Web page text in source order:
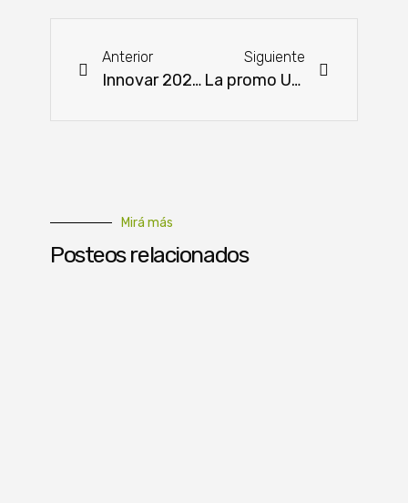
Anterior
Innovar 2025: impulsando el campo, impulsando a Paraguay
Siguiente
La promo Universitaria que te lleva al Caribe ¡ya tiene ganadores!
Mirá más
Posteos relacionados